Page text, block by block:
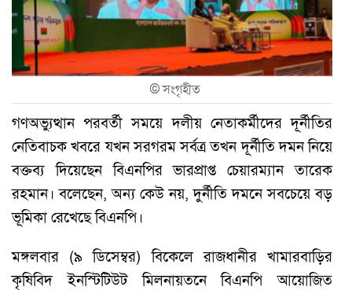
©সংগৃহীত
গণঅভ্যুত্থান পরবর্তী সময়ে দলীয় নেতাকর্মীদের দূর্নীতির
নেতিবাচক খবরে যখন সরগরম সর্বত্র তখন দূর্নীতি দমন নিয়ে
বক্তব্য দিয়েছেন বিএনপির ভারপ্রাপ্ত চেয়ারম্যান তারেক
রহমান। বলেছেন, অন্য কেউ নয়, দুর্নীতি দমনে সবচেয়ে বড়
ভূমিকা রেখেছে বিএনপি।
মঙ্গলবার (৯ ডিসেম্বর) বিকেলে রাজধানীর খামারবাড়ির
কৃষিবিদ ইনস্টিটিউট মিলনায়তনে বিএনপি আয়োজিত